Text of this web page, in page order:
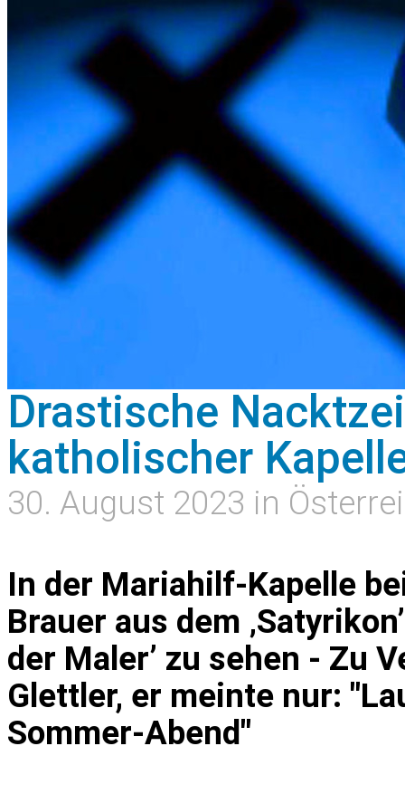
Drastische
katholischer
30. August 2023 in
In der Mariahilf-Kapelle
Brauer aus dem
der Maler’ zu sehen - Zu
Glettler, er meinte nur:
Sommer-Abend"